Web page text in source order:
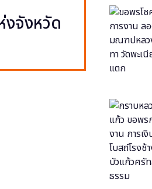
งจังหวัด